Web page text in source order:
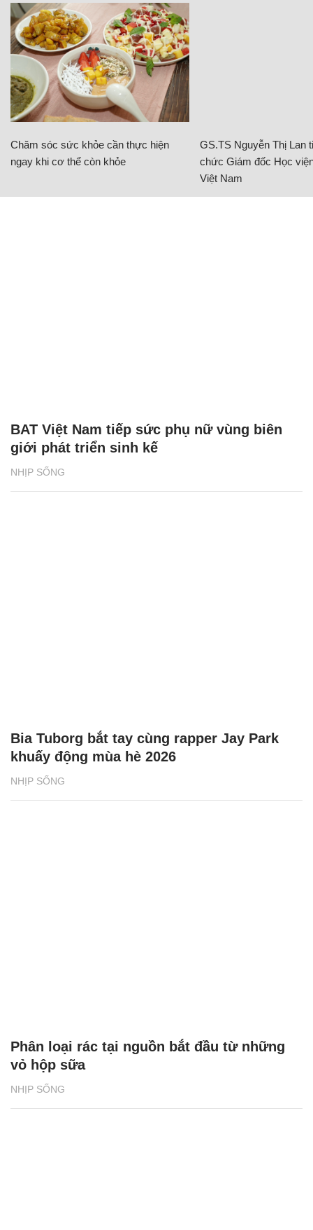
Chăm sóc sức khỏe cần thực hiện
ngay khi cơ thể còn khỏe
GS.TS Nguyễn Thị Lan
chức Giám đốc Học
Việt Nam
NHỊP SỐNG
BAT Việt Nam tiếp sức phụ nữ vùng biên
giới phát triển sinh kế
NHỊP SỐNG
Bia Tuborg bắt tay cùng rapper Jay Park
khuấy động mùa hè 2026
NHỊP SỐNG
Phân loại rác tại nguồn bắt đầu từ những
vỏ hộp sữa